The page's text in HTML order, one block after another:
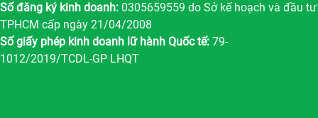
Số đăng ký kinh doanh: 0305659559 do Sở kế hoạch và đầu tư
TPHCM cấp ngày 21/04/2008
Số giấy phép kinh doanh lữ hành Quốc tế: 79-
1012/2019/TCDL-GP LHQT